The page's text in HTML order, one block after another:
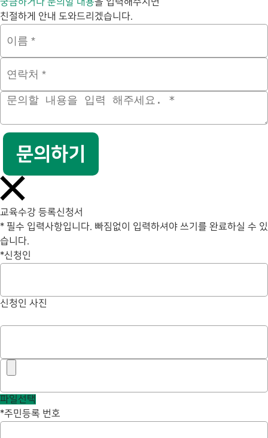
궁금하거나 문의할 내용을 입력해주시면
친절하게 안내 도와드리겠습니다.
문의하기
교육수강 등록신청서
* 필수 입력사항입니다. 빠짐없이 입력하셔야 쓰기를 완료하실 수 있
습니다.
*신청인
신청인 사진
파일선택
*주민등록 번호